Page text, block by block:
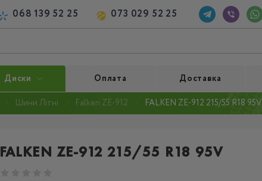
068 139 52 25 073 029 52 25
Диски Оплата Доставка
Шини Літні Falken ZE-912 FALKEN ZE-912 215/55 R18 95V
FALKEN ZE-912 215/55 R18 95V